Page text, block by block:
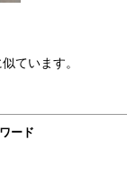
ています。
ード